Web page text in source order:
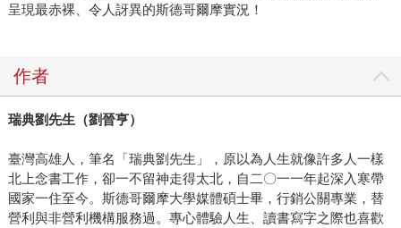
呈現最赤裸、令人訝異的斯德哥爾摩實況！
作者
瑞典劉先生（劉晉亨）
臺灣高雄人，筆名「瑞典劉先生」，原以為人生就像許多人一樣
北上念書工作，卻一不留神走得太北，自二〇一一年起深入寒帶
國家一住至今。斯德哥爾摩大學媒體碩士畢，行銷公關專業，替
營利與非營利機構服務過。專心體驗人生、讀書寫字之際也喜歡